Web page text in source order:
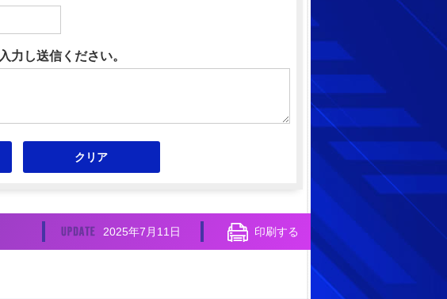
力し送信ください。
2025年7月11日 印刷する